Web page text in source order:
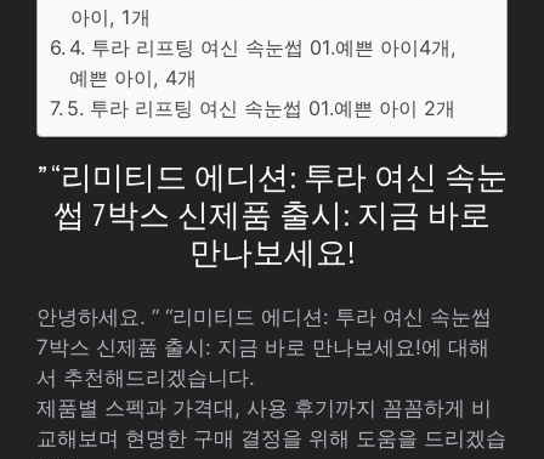
아이, 1개
4. 투라 리프팅 여신 속눈썹 01.예쁜 아이4개,
예쁜 아이, 4개
5. 투라 리프팅 여신 속눈썹 01.예쁜 아이 2개
” “리미티드 에디션: 투라 여신 속눈
썹 7박스 신제품 출시: 지금 바로
만나보세요!
안녕하세요. ” “리미티드 에디션: 투라 여신 속눈썹
7박스 신제품 출시: 지금 바로 만나보세요!에 대해
서 추천해드리겠습니다.
제품별 스펙과 가격대, 사용 후기까지 꼼꼼하게 비
교해보며 현명한 구매 결정을 위해 도움을 드리겠습